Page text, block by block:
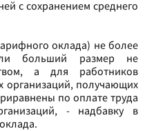
с сохранением среднего
оклада) не более
больший размер не
а для работников
организаций, получающих
по оплате труда
- надбавку в